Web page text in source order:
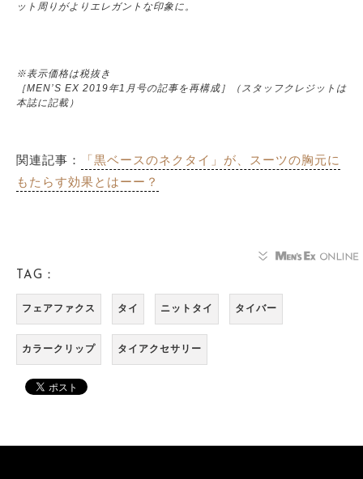
ット周りがよりエレガントな印象に。
※表示価格は税抜き
［MEN’S EX 2019年1月号の記事を再構成］（スタッフクレジットは
本誌に記載）
関連記事：
「黒ベースのネクタイ」が、スーツの胸元に
もたらす効果とはーー？
TAG：
フェアファクス タイ ニットタイ タイバー
カラークリップ タイアクセサリー